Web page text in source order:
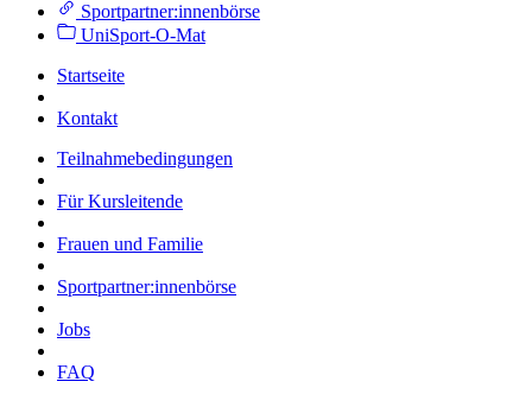
Sportpartner:innenbörse
UniSport-O-Mat
Startseite
Kontakt
Teilnahmebedingungen
Für Kursleitende
Frauen und Familie
Sportpartner:innenbörse
Jobs
FAQ